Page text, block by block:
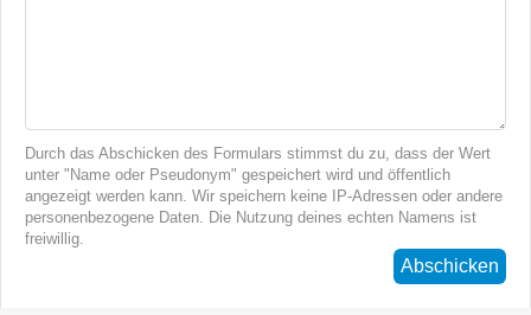
Durch das Abschicken des Formulars stimmst du zu, dass der Wert
unter "Name oder Pseudonym" gespeichert wird und öffentlich
angezeigt werden kann. Wir speichern keine IP-Adressen oder andere
personenbezogene Daten. Die Nutzung deines echten Namens ist
freiwillig.
Abschicken